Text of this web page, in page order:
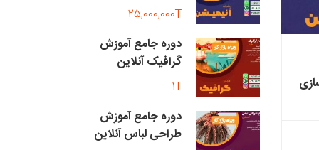
25,000,000T
دوره جامع آموزش
گرافیک آنلاین
1T
دوره جامع آموزش
طراحی لباس آنلاین